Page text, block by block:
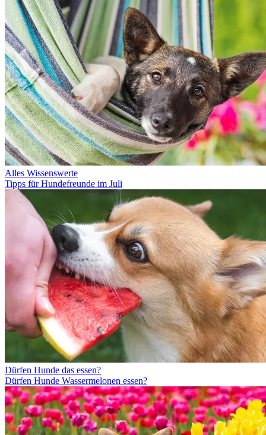
Alles Wissenswerte
Tipps für Hundefreunde im Juli
Dürfen Hunde das essen?
Dürfen Hunde Wassermelonen essen?